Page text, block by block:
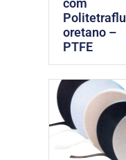
com
Politetraflu
oretano –
PTFE